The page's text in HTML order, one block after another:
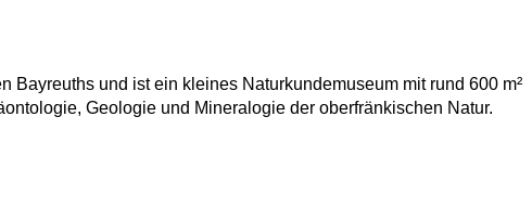
Bayreuths und ist ein kleines Naturkundemuseum mit rund 600 m²
Geologie und Mineralogie der oberfränkischen Natur.